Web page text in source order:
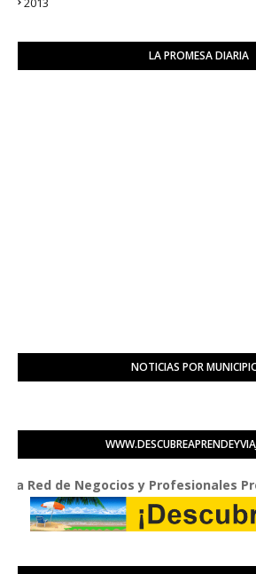
LA PROMESA DIARIA
NOTICIAS POR
de Negocios y Profesionales